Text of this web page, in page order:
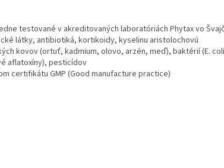
testované v akreditovaných laboratóriách Phytax vo
látky, antibiotiká, kortikoidy, kyselinu aristolochovú
kovov (ortuť, kadmium, olovo, arzén, meď), baktérií (E.
aflatoxíny), pesticídov
certifikátu GMP (Good manufacture practice)